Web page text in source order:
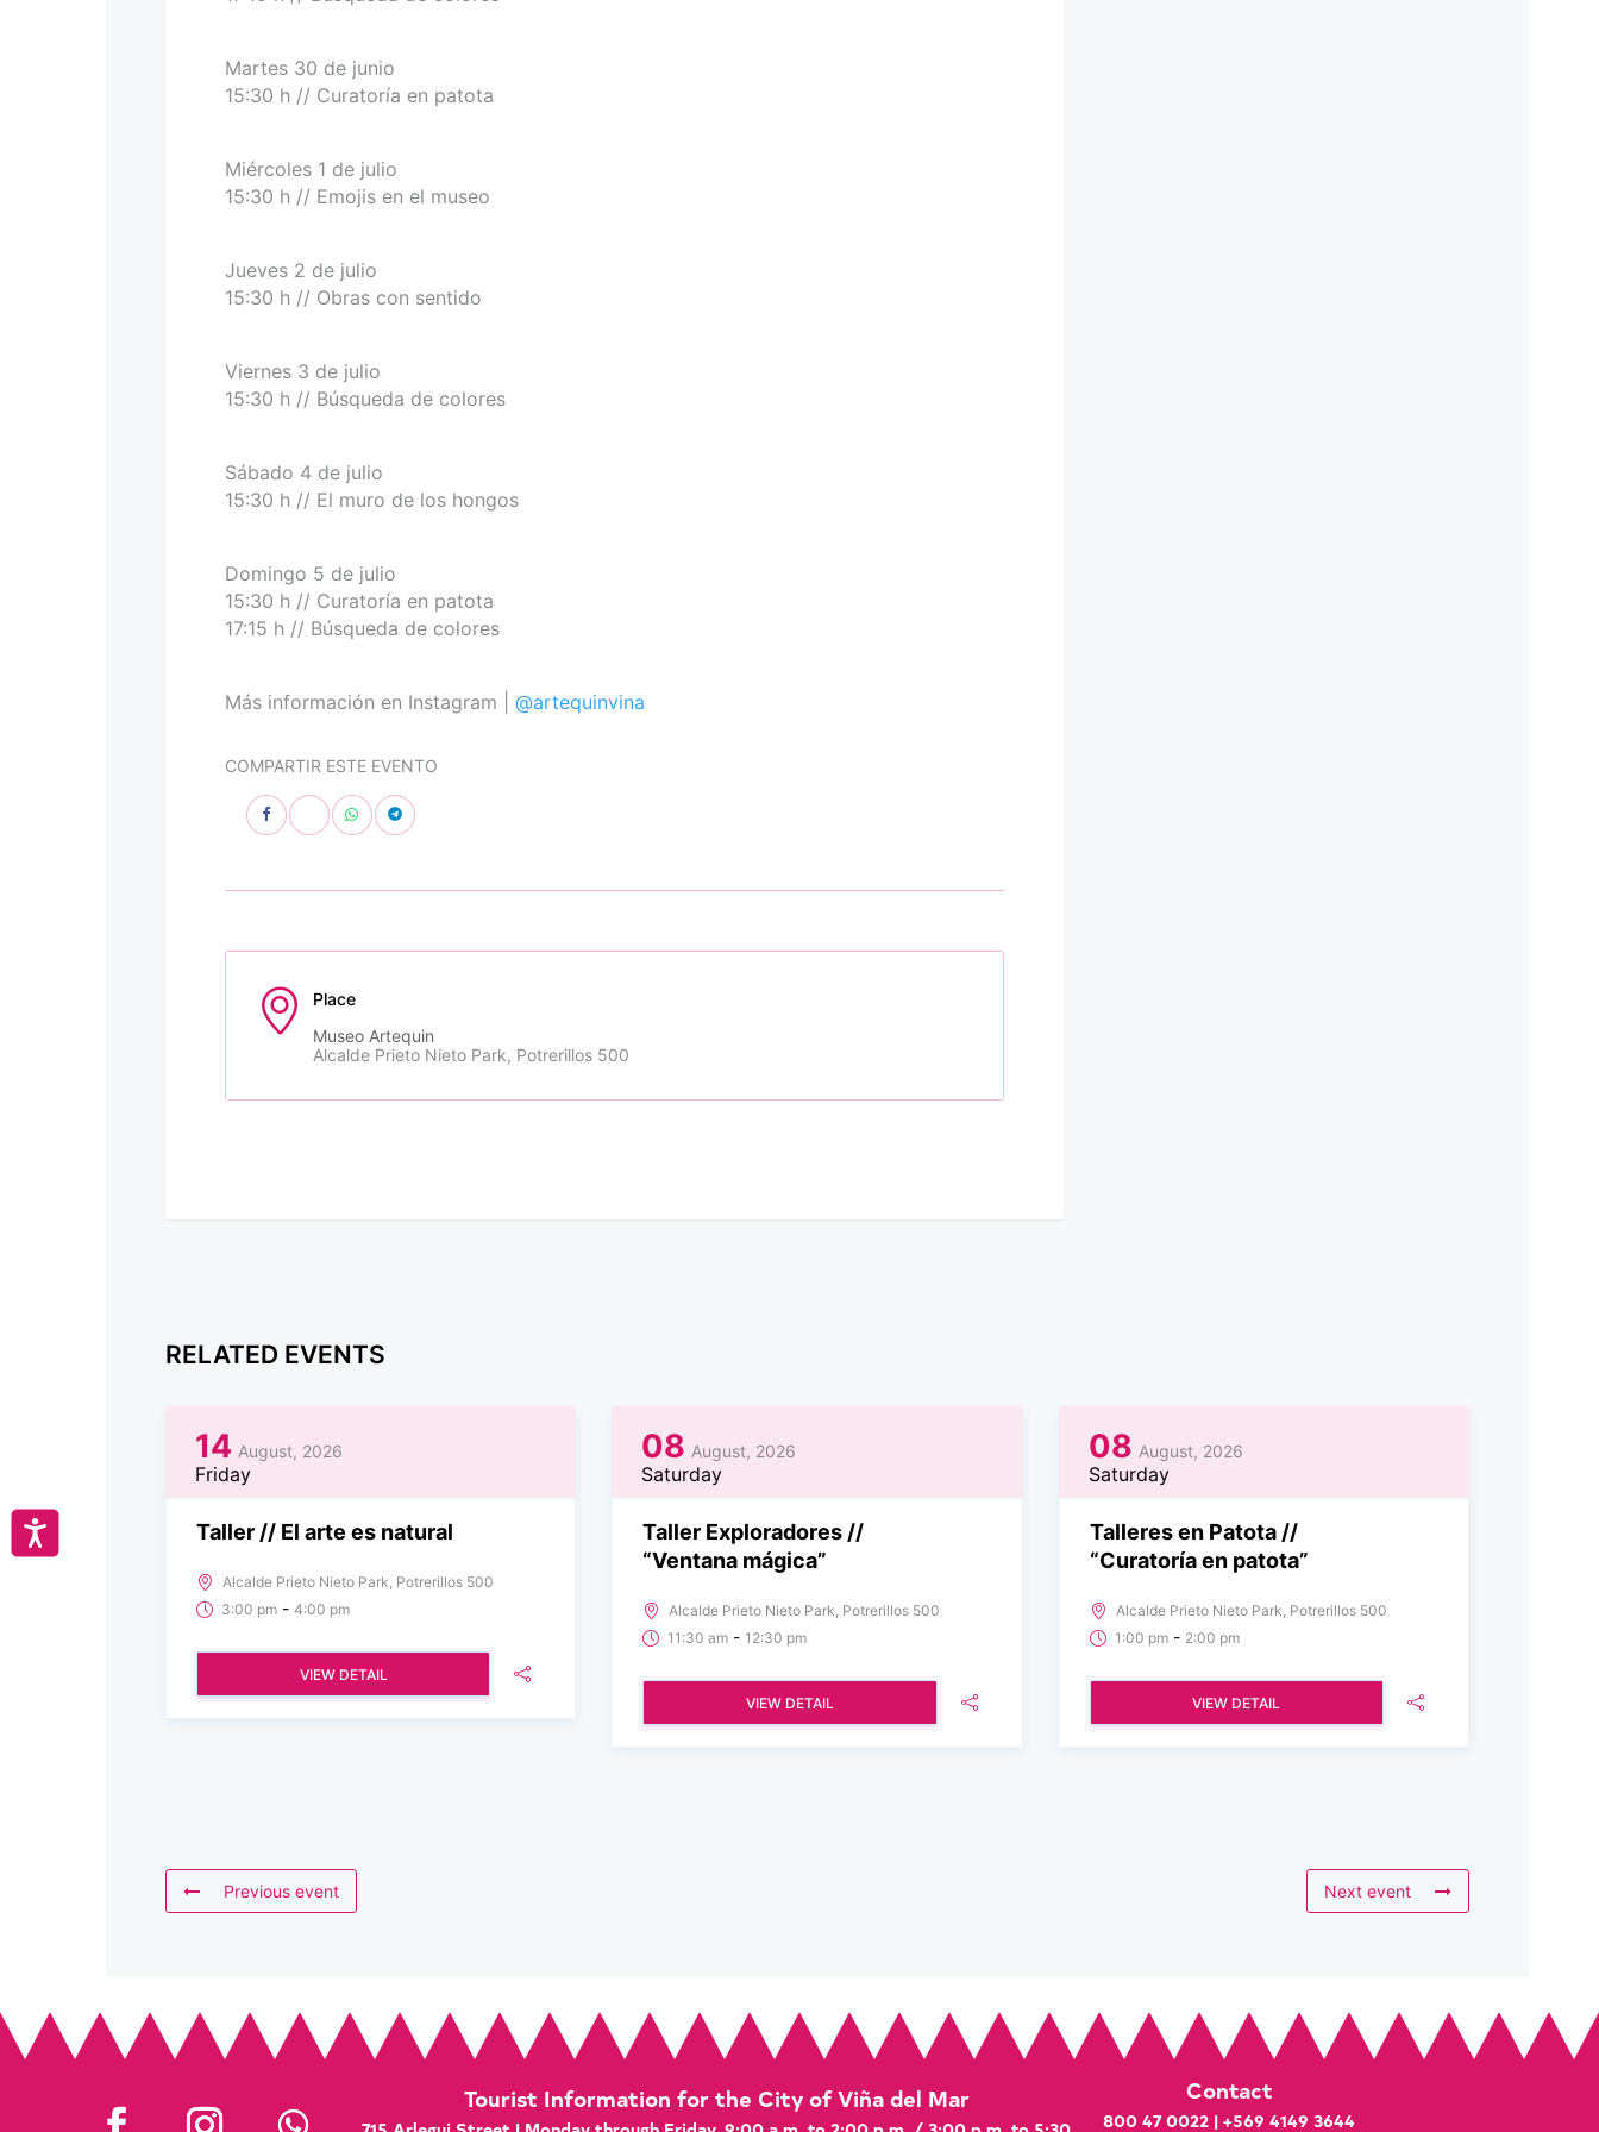
Martes 30 de junio
15:30 h // Curatoría en patota
Miércoles 1 de julio
15:30 h // Emojis en el museo
Jueves 2 de julio
15:30 h // Obras con sentido
Viernes 3 de julio
15:30 h // Búsqueda de colores
Sábado 4 de julio
15:30 h // El muro de los hongos
Domingo 5 de julio
15:30 h // Curatoría en patota
17:15 h // Búsqueda de colores
Más información en Instagram | @artequinvina
COMPARTIR ESTE EVENTO
Place
Museo Artequin
Alcalde Prieto Nieto Park, Potrerillos 500
RELATED EVENTS
14 August, 2026
Friday
Taller // El arte es natural
Alcalde Prieto Nieto Park, Potrerillos 500
3:00 pm - 4:00 pm
VIEW DETAIL
08 August, 2026
Saturday
Taller Exploradores //
“Ventana mágica”
Alcalde Prieto Nieto Park, Potrerillos 500
11:30 am -12:30 pm
VIEW DETAIL
08 August, 2026
Saturday
Talleres en Patota //
“Curatoría en patota”
Alcalde Prieto Nieto Park, Potrerillos 500
1:00 pm- 2:00 pm
VIEW DETAIL
Previous event Next event
Tourist Information for the City of Viña del Mar Contact
800 47 0022 |+569 4149 3644